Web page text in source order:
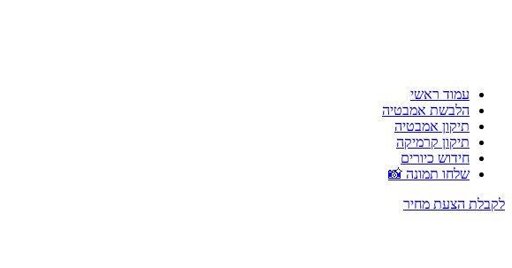
עמוד ראשי
הלבשת אמבטיה
תיקון אמבטיה
תיקון קרמיקה
חידוש כיורים
שלחו תמונה 📸
לקבלת הצעת מחיר